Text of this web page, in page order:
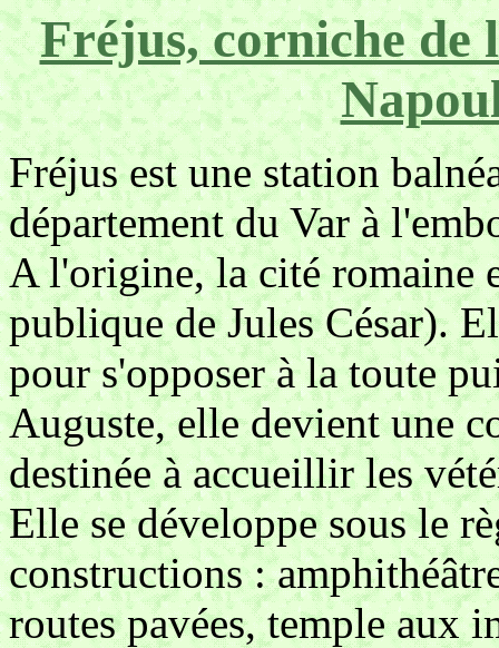
Fréjus, corniche de
Fréjus est une station
département du Var à
A l'origine, la cité romaine
publique de Jules César).
pour s'opposer à la toute
Auguste, elle devient une
destinée à accueillir les
Elle se développe sous le
constructions :
routes pavées, temple aux